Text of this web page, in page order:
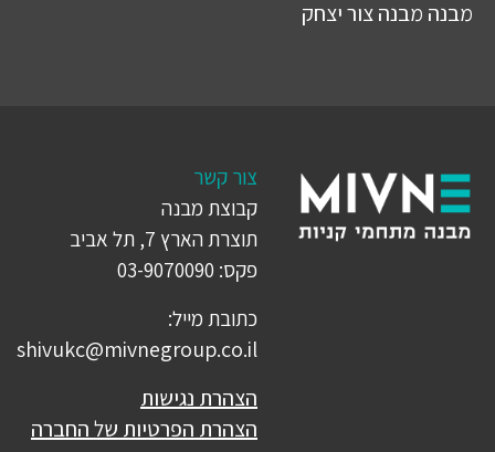
מבנה מבנה צור יצחק
צור קשר
קבוצת מבנה
תוצרת הארץ 7, תל אביב
פקס: 03-9070090
כתובת מייל:
shivukc@mivnegroup.co.il
הצהרת נגישות
הצהרת הפרטיות של החברה